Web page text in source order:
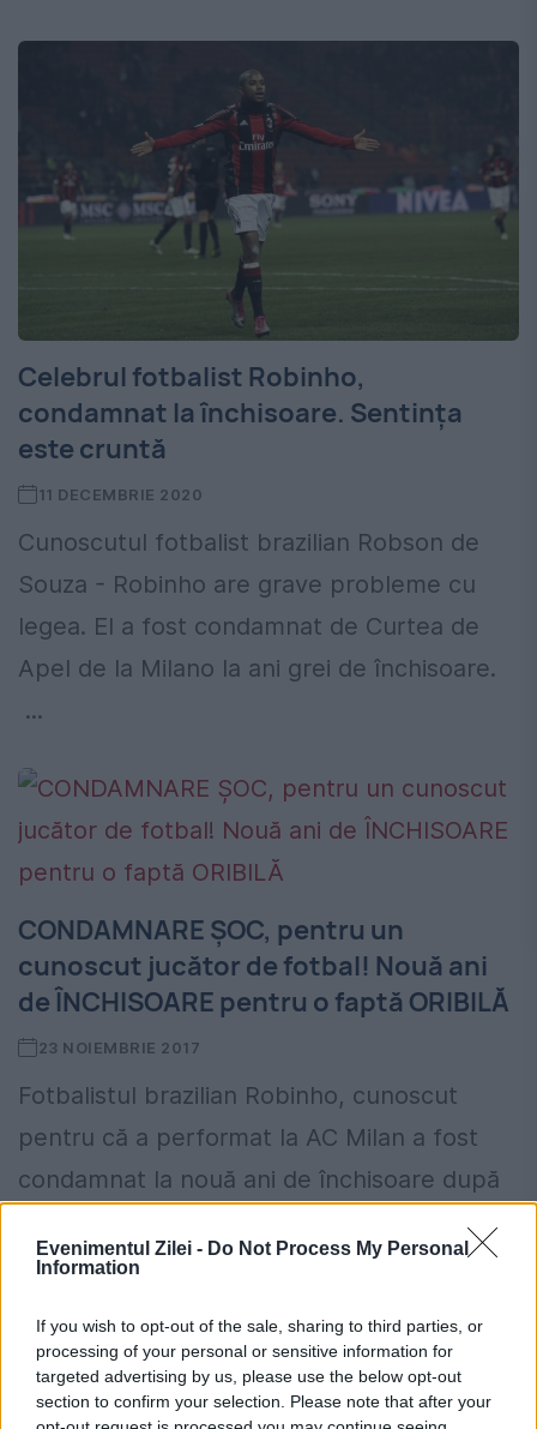
Evenimentul Zilei - Do Not Process My Personal
Information
If you wish to opt-out of the sale, sharing to third parties, or
processing of your personal or sensitive information for
targeted advertising by us, please use the below opt-out
section to confirm your selection. Please note that after your
Celebrul fotbalist Robinho,
condamnat la închisoare. Sentința
este cruntă
11 DECEMBRIE 2020
Cunoscutul fotbalist brazilian Robson de
Souza - Robinho are grave probleme cu
legea. El a fost condamnat de Curtea de
Apel de la Milano la ani grei de închisoare.
...
CONDAMNARE ȘOC, pentru un
cunoscut jucător de fotbal! Nouă ani
de ÎNCHISOARE pentru o faptă ORIBILĂ
23 NOIEMBRIE 2017
Fotbalistul brazilian Robinho, cunoscut
pentru că a performat la AC Milan a fost
condamnat la nouă ani de închisoare după
viol...
Robinho, arestat pentru viol